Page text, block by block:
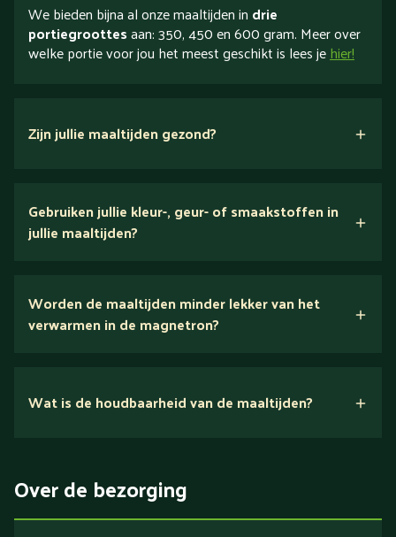
We bieden bijna al onze maaltijden in drie
portiegroottesaan: 350, 450 en 600 gram. Meer over
welke portie voor jou het meest geschikt is lees jehier!
Zijn jullie maaltijden gezond?
voedingsexperts
Verlaagd in koolhydraten
Verlaagd in zout
Gebruiken jullie kleur-, geur- of smaakstoffen in
jullie maaltijden?
Worden de maaltijden minder lekker van het
verwarmen in de magnetron?
Wat is de houdbaarheid van de maaltijden?
Over de bezorging